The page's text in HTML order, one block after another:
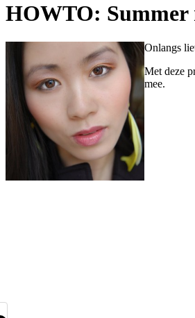
HOWTO:
Onlangs
Met deze
mee.